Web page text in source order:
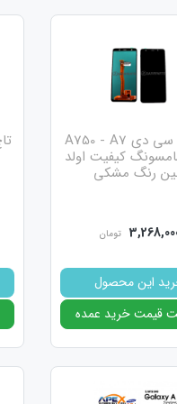
شرکتی است.
یا کمی با مشکل
تاچ ال سی دی A750 - A7
سامسونگ کیفیت اولد
رنگ مشکی
تومان
این محصول
قیمت خرید عمده